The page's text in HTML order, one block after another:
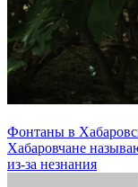
Навигация
по
Фонтаны в
Хабаровчане
из-за незнания